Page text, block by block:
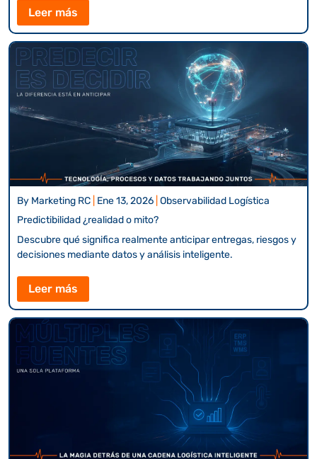
Leer más
By Marketing RC Ene 13, 2026 Observabilidad Logística
Predictibilidad ¿realidad o mito?
Descubre qué significa realmente anticipar entregas, riesgos y
decisiones mediante datos y análisis inteligente.
Leer más